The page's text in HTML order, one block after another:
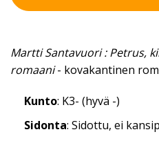
Martti Santavuori : Petrus,
romaani- kovakantinen
Kunto: K3- (hyvä -)
Sidonta: Sidottu, ei